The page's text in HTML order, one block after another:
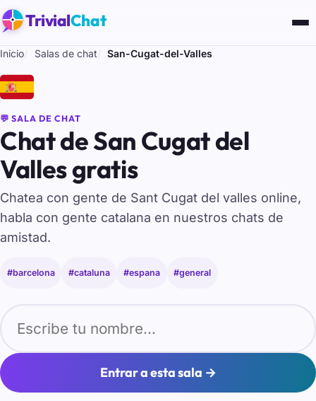
TrivialChat
Inicio Salas de chat San-Cugat-del-Valles
🇪🇸
💬 SALA DE CHAT
Chat de San Cugat del
Valles gratis
Chatea con gente de Sant Cugat del valles online,
habla con gente catalana en nuestros chats de
amistad.
#barcelona #cataluna #espana #general
Entrar a esta sala →